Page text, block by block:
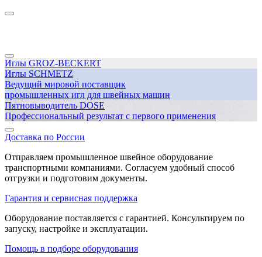
Иглы GROZ-BECKERT
Иглы SCHMETZ
Ведущий мировой поставщик
промышленных игл для швейных машин
Пятновыводитель DOSE
Профессиональный результат с первого применения
Доставка по России
Отправляем промышленное швейное оборудование
транспортными компаниями. Согласуем удобный способ
отгрузки и подготовим документы.
Гарантия и сервисная поддержка
Оборудование поставляется с гарантией. Консультируем по
запуску, настройке и эксплуатации.
Помощь в подборе оборудования